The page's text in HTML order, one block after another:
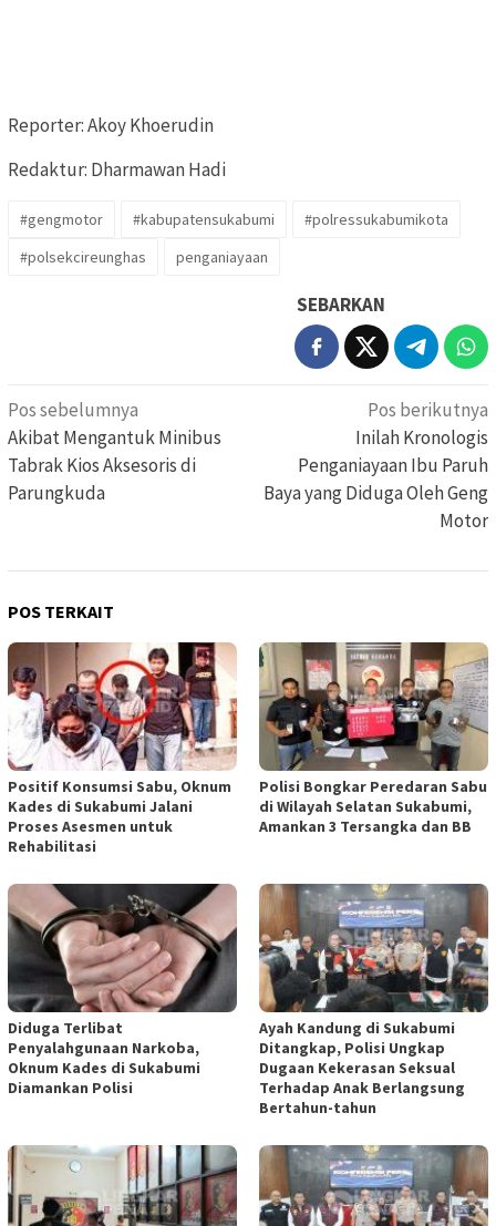
Reporter: Akoy Khoerudin
Redaktur: Dharmawan Hadi
#gengmotor #kabupatensukabumi
#polressukabumikota
#polsekcireunghas
penganiayaan
SEBARKAN
Navigasi
pos
Pos sebelumnya
Akibat Mengantuk Minibus
Tabrak Kios Aksesoris di
Parungkuda
Pos berikutnya
Inilah Kronologis
Penganiayaan Ibu Paruh
Baya yang Diduga Oleh Geng
Motor
POS TERKAIT
Positif Konsumsi Sabu, Oknum
Kades di Sukabumi Jalani
Proses Asesmen untuk
Rehabilitasi
Polisi Bongkar Peredaran Sabu
di Wilayah Selatan Sukabumi,
Amankan 3 Tersangka dan BB
Diduga Terlibat
Penyalahgunaan Narkoba,
Oknum Kades di Sukabumi
Diamankan Polisi
Ayah Kandung di Sukabumi
Ditangkap, Polisi Ungkap
Dugaan Kekerasan Seksual
Terhadap Anak Berlangsung
Bertahun-tahun